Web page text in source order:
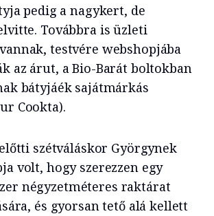
pedig a nagykert, de
Továbbra is üzleti
testvére webshopjába
az árut, a Bio-Barát boltokban
bátyjáék sajátmárkás
Cookta).
szétváláskor Györgynek
volt, hogy szerezzen egy
négyzetméteres raktárat
és gyorsan tető alá kellett